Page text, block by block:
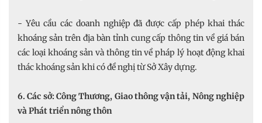
- Yêu cầu các doanh nghiệp đã được cấp phép khai thác
khoáng sản trên địa bàn tỉnh cung cấp thông tin về giá bán
các loại khoáng sản và thông tin về pháp lý hoạt động khai
thác khoáng sản khi có đề nghị từ Sở Xây dựng.
6. Các sở: Công Thương, Giao thông vận tải, Nông nghiệp
và Phát triển nông thôn